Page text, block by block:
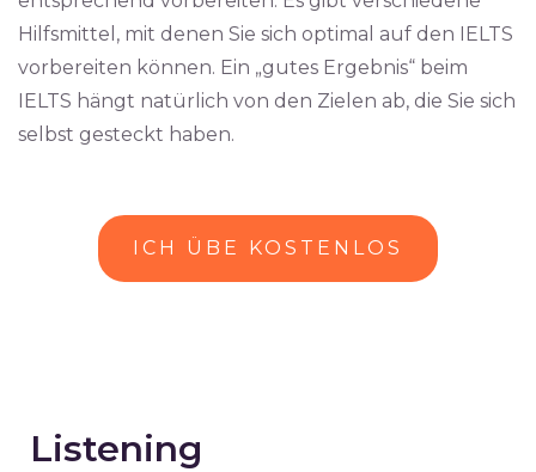
Hilfsmittel, mit denen Sie sich optimal auf den IELTS
vorbereiten können. Ein „gutes Ergebnis“ beim
IELTS hängt natürlich von den Zielen ab, die Sie sich
selbst gesteckt haben.
ICH ÜBE KOSTENLOS
Listening